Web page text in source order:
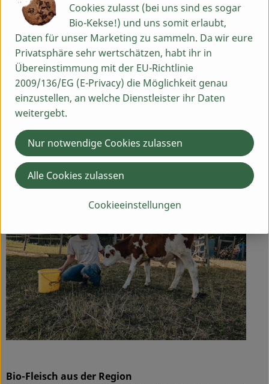
Produktinformationen
Herkunft
Hersteller: Biolandhof Fetz
90599 Götteldorf, Dietenhofen
Bio-Fleisch aus der Region
Cookies zulasst (bei uns sind es sogar
Bio-Kekse!) und uns somit erlaubt,
Daten für unser Marketing zu sammeln. Da wir eure
Privatsphäre sehr wertschätzen, habt ihr in
Übereinstimmung mit der EU-Richtlinie
2009/136/EG (E-Privacy) die Möglichkeit genau
einzustellen, an welche Dienstleister ihr Daten
weitergebt.
Cookieeinstellungen
Nur notwendige Cookies zulassen
Alle Cookies zulassen